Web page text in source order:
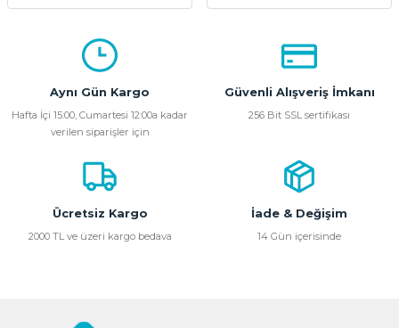
Aynı Gün Kargo
Hafta İçi 15:00, Cumartesi 12:00a kadar
verilen siparişler için
Güvenli Alışveriş İmkanı
256 Bit SSL sertifikası
Ücretsiz Kargo
2000 TL ve üzeri kargo bedava
İade & Değişim
14 Gün içerisinde